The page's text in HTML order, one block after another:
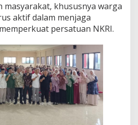
masyarakat, khususnya warga
aktif dalam menjaga
persatuan NKRI.